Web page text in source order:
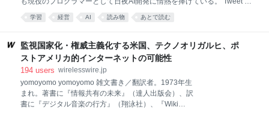
てなの副社長やスマートニュースの執行役員を歴任した川崎裕一氏が、
先日の当欄を読んで感想文のようなものを書いてくれた。 エンジニアで
見た理由 https://note.com/yukawasa/n/na86cba267a4e 川崎氏と筆者
は、共に経営指導AIを開発するFreeAI株式会社の仲間でもあるので、な
んとなく書いた記事に好意的に反応されると少し気恥ずかしい気もする
じることにする。 まず最初に言っておくと、川崎氏の「経営者的解釈」
は、少なくと
学習 経営 AI 読み物 あとで読む
監視国家化・権威主義化する米国、テクノオリガルヒ、ポ
ストアメリカ的インターネットの可能性
194 users wirelesswire.jp
yomoyomo yomoyomo 雑文書き／翻訳者。1973年生
まれ。著書に『情報共有の未来』（達人出版会）、訳
書に『デジタル音楽の行方』（翔泳社）、『Wiki